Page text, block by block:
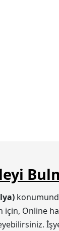
için, Online